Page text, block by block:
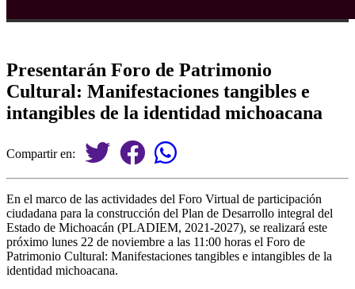
Presentarán Foro de Patrimonio
Cultural: Manifestaciones tangibles e
intangibles de la identidad michoacana
Compartir en:
En el marco de las actividades del Foro Virtual de participación
ciudadana para la construcción del Plan de Desarrollo integral del
Estado de Michoacán (PLADIEM, 2021-2027), se realizará este
próximo lunes 22 de noviembre a las 11:00 horas el Foro de
Patrimonio Cultural: Manifestaciones tangibles e intangibles de la
identidad michoacana.